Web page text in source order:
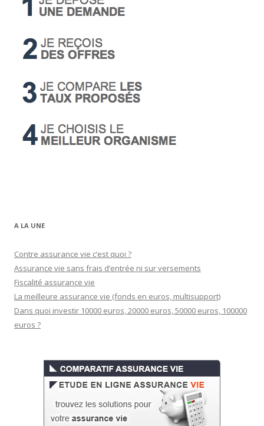
A LA UNE
Contre assurance vie c’est quoi ?
Assurance vie sans frais d’entrée ni sur versements
Fiscalité assurance vie
La meilleure assurance vie (fonds en euros, multisupport)
Dans quoi investir 10000 euros, 20000 euros, 50000 euros, 100000
euros ?